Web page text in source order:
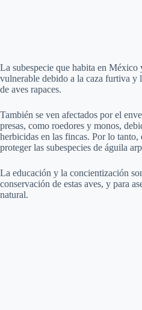
La subespecie que habita en México
vulnerable debido a la caza furtiva y
de aves rapaces.
También se ven afectados por el
presas, como roedores y monos,
herbicidas en las fincas. Por lo tanto,
proteger las subespecies de águila
La educación y la concientización
conservación de estas aves, y para
natural.